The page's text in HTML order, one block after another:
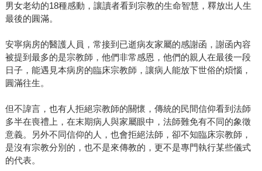
男女老幼的18種感動，讓讀者看到宗教的生命智慧，釋放出人生
最後的圓滿。
安寧病房的醫護人員，常接到已逝病友家屬的感謝函，謝函內容
被提到最多的是宗教師，他們非常感恩，他們的親人在最後一段
日子，能遇見本病房的臨床宗教師，讓病人能放下世俗的煩惱，
圓滿往生。
但不諱言，也有人拒絕宗教師的關懷，傳統的民間信仰看到法師
多半在喪禮上，在末期病人與家屬眼中，法師難免有不同的象徵
意義。另外不同信仰的人，也會拒絕法師，卻不知臨床宗教師，
是沒有宗教分別的，也不是來傳教的，更不是專門執行某些儀式
的代表。